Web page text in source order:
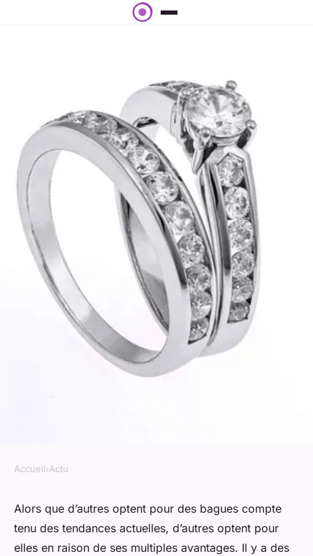
Pourquoi opter pour des
bagues anti-stress ?
Accueil›Actu
Alors que d’autres optent pour des bagues compte
tenu des tendances actuelles, d’autres optent pour
elles en raison de ses multiples avantages. Il y a des